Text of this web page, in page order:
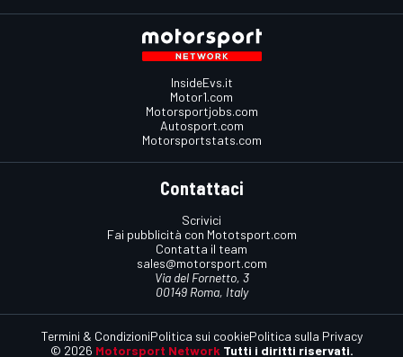
InsideEvs.it
Motor1.com
Motorsportjobs.com
Autosport.com
Motorsportstats.com
Contattaci
Scrivici
Fai pubblicità con Mototsport.com
Contatta il team
sales@motorsport.com
Via del Fornetto, 3
00149 Roma, Italy
© 2026 Motorsport Network Tutti i diritti riservati.
Termini & CondizioniPolitica sui cookiePolitica sulla Privacy